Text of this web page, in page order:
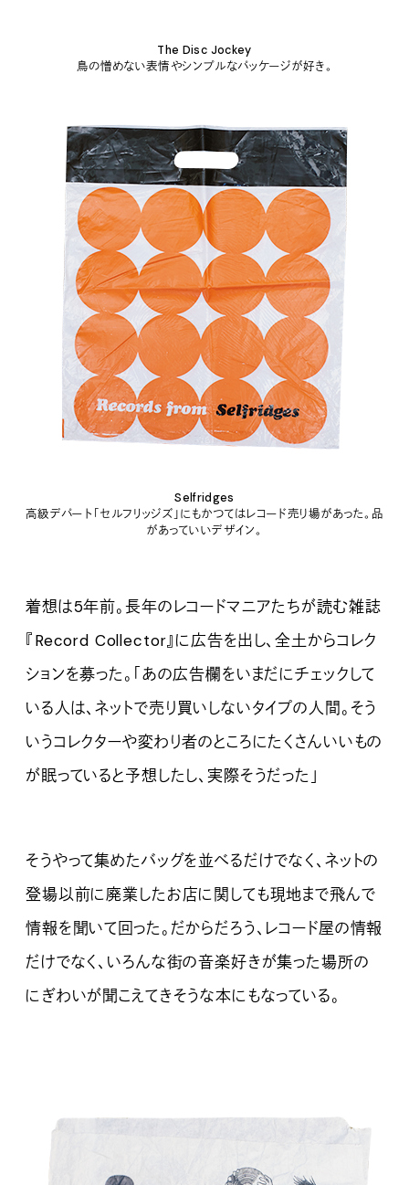
The Disc Jockey
鳥の憎めない表情やシンプルなパッケージが好き。
Selfridges
高級デパート「セルフリッジズ」にもかつてはレコード売り場があった。品
があっていいデザイン。
着想は5年前。長年のレコードマニアたちが読む雑誌
『Record Collector』に広告を出し、全土からコレク
ションを募った。「あの広告欄をいまだにチェックして
いる人は、ネットで売り買いしないタイプの人間。そう
いうコレクターや変わり者のところにたくさんいいもの
が眠っていると予想したし、実際そうだった」
そうやって集めたバッグを並べるだけでなく、ネットの
登場以前に廃業したお店に関しても現地まで飛んで
情報を聞いて回った。だからだろう、レコード屋の情報
だけでなく、いろんな街の音楽好きが集った場所の
にぎわいが聞こえてきそうな本にもなっている。